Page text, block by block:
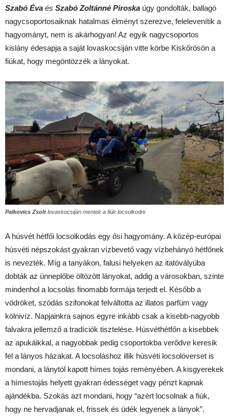
Szabó Éva és Szabó Zoltánné Piroska úgy gondolták, ballagó
nagycsoportosaiknak hatalmas élményt szerezve, felelevenítik a
hagyományt, nem is akárhogyan! Az egyik nagycsoportos
kislány édesapja a saját lovaskocsiján vitte körbe Kiskőrösön a
fiúkat, hogy megöntözzék a lányokat.
Palkovics Zsolt lovaskocsiján mentek a fiúk locsolkodni
A húsvét hétfői locsolkodás egy ősi hagyomány. A közép-európai
húsvéti népszokást gyakran vízbevető vagy vízbehányó hétfőnek
is nevezték. Míg a tanyákon, falusi helyeken az itatóvályúba
dobták az ünneplőbe öltözött lányokat, addig a városokban, szinte
mindenhol a locsolás finomabb formája terjedt el. Később a
vödröket, szódás szifonokat felváltotta az illatos parfüm vagy
kölnivíz. Napjainkra sajnos egyre inkább csak a kisebb-nagyobb
falvakra jellemző a tradíciók tisztelése. Húsvéthétfőn a kisebbek
az apukáikkal, a nagyobbak pedig csoportokba verődve keresik
fel a lányos házakat. A locsoláshoz illik húsvéti locsolóverset is
mondani, a lánytól kapott hímes tojás reményében. A kisgyerekek
a hímestojás helyett gyakran édességet vagy pénzt kapnak
ajándékba. Szokás azt mondani, hogy “azért locsolnak a fiúk,
hogy ne hervadjanak el, frissek és üdék legyenek a lányok”.